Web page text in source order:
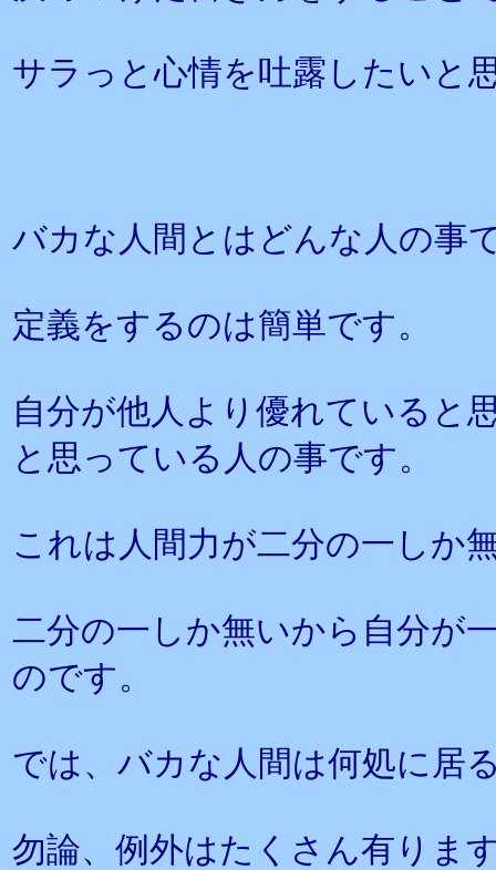
サラっと心情を吐露したいと
バカな人間とはどんな人の事
定義をするのは簡単です。
自分が他人より優れていると
と思っている人の事です。
これは人間力が二分の一しか
二分の一しか無いから自分が
のです。
では、バカな人間は何処に居
勿論、例外はたくさん有りま